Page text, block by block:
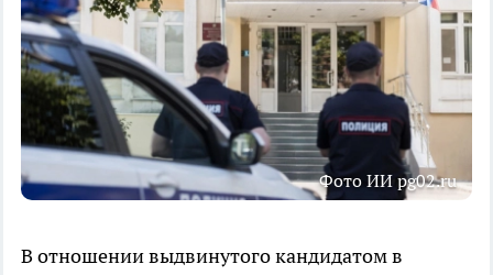
Фото ИИ pg02.ru
В отношении выдвинутого кандидатом в